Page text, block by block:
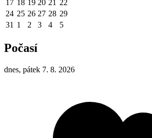
17 18 19 20 21 22
24 25 26 27 28 29
31 1 2 3 4 5
Počasí
dnes, pátek 7. 8. 2026